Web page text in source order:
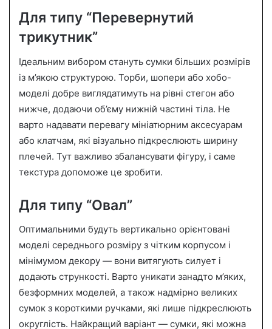
Для типу “Перевернутий
трикутник”
Ідеальним вибором стануть сумки більших розмірів
із м’якою структурою. Торби, шопери або хобо-
моделі добре виглядатимуть на рівні стегон або
нижче, додаючи об’єму нижній частині тіла. Не
варто надавати перевагу мініатюрним аксесуарам
або клатчам, які візуально підкреслюють ширину
плечей. Тут важливо збалансувати фігуру, і саме
текстура допоможе це зробити.
Для типу “Овал”
Оптимальними будуть вертикально орієнтовані
моделі середнього розміру з чітким корпусом і
мінімумом декору — вони витягують силует і
додають стрункості. Варто уникати занадто м’яких,
безформних моделей, а також надмірно великих
сумок з короткими ручками, які лише підкреслюють
округлість. Найкращий варіант — сумки, які можна